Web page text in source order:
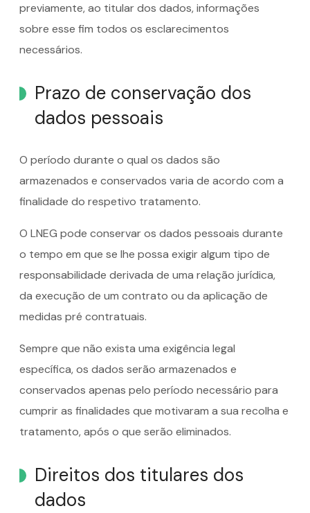
previamente, ao titular dos dados, informações
sobre esse fim todos os esclarecimentos
necessários.
Prazo de conservação dos
dados pessoais
O período durante o qual os dados são
armazenados e conservados varia de acordo com a
finalidade do respetivo tratamento.
O LNEG pode conservar os dados pessoais durante
o tempo em que se lhe possa exigir algum tipo de
responsabilidade derivada de uma relação jurídica,
da execução de um contrato ou da aplicação de
medidas pré contratuais.
Sempre que não exista uma exigência legal
específica, os dados serão armazenados e
conservados apenas pelo período necessário para
cumprir as finalidades que motivaram a sua recolha e
tratamento, após o que serão eliminados.
Direitos dos titulares dos
dados